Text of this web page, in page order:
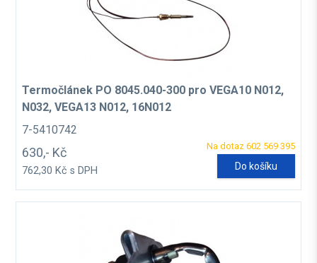
Termočlánek PO 8045.040-300 pro VEGA10 N012,
N032, VEGA13 N012, 16N012
7-5410742
Na dotaz 602 569 395
630,- Kč
762,30 Kč s DPH Do košíku